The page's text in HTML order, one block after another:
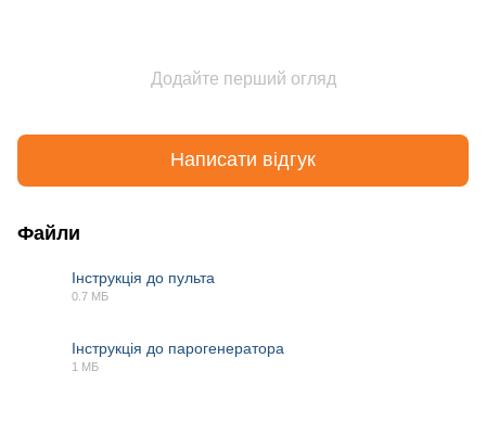
Додайте перший огляд
Написати відгук
Файли
Інструкція до пульта
0.7 МБ
Інструкція до парогенератора
1 МБ